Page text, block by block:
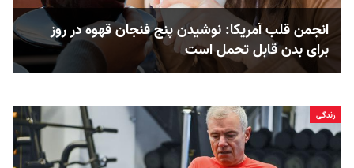
انجمن قلب آمریکا: نوشیدن پنج فنجان قهوه در روز
برای بدن قابل ‌تحمل است
زندگی